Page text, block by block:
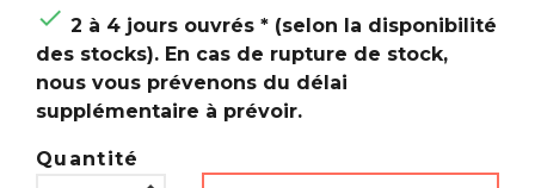
 2 à 4 jours ouvrés * (selon la disponibilité
des stocks). En cas de rupture de stock,
nous vous prévenons du délai
supplémentaire à prévoir.
Quantité